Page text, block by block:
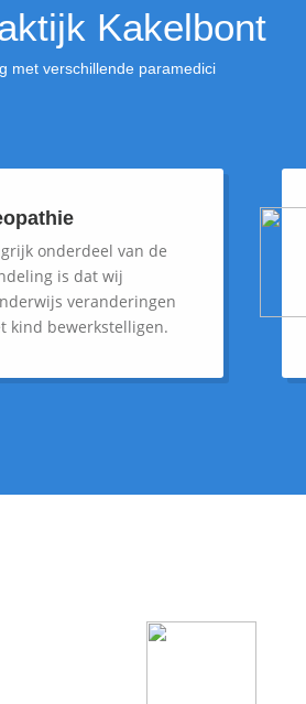
Kakelbont
met verschillende paramedici
onderdeel van de
is dat wij
veranderingen
kind bewerkstelligen.